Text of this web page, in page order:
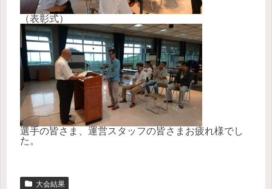
（表彰式）
選手の皆さま、運営スタッフの皆さまお疲れ様でし
た。
大会結果